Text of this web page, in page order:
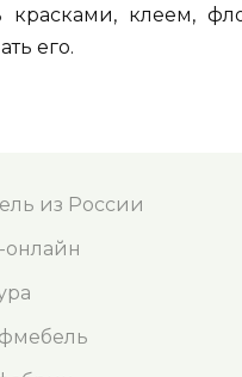
красками, клеем,
его.
из России